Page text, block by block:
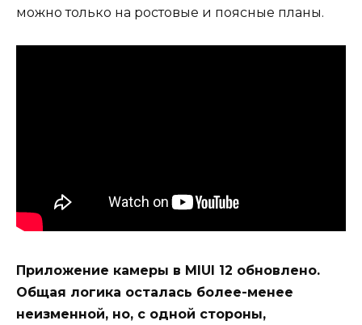
можно только на ростовые и поясные планы.
Приложение камеры в MIUI 12 обновлено.
Общая логика осталась более-менее
неизменной, но, с одной стороны,